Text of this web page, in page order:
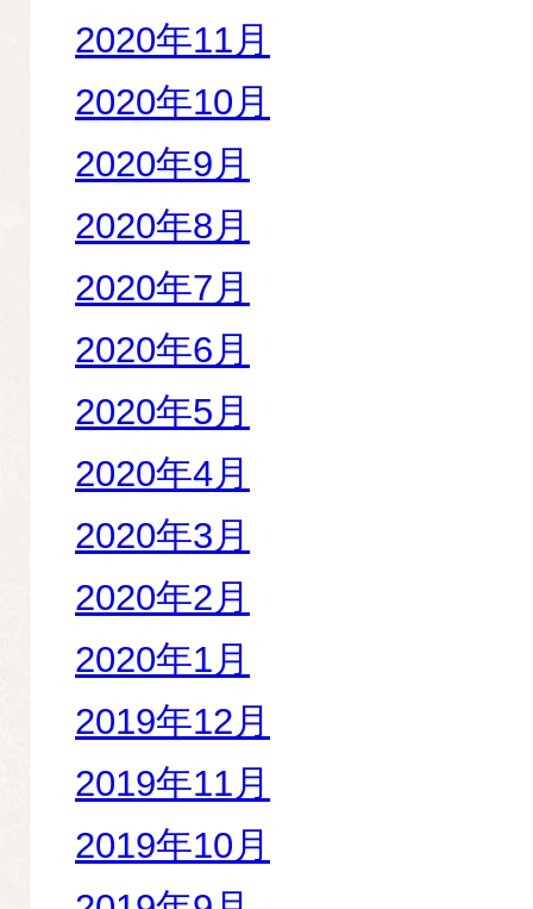
2020年11月
2020年10月
2020年9月
2020年8月
2020年7月
2020年6月
2020年5月
2020年4月
2020年3月
2020年2月
2020年1月
2019年12月
2019年11月
2019年10月